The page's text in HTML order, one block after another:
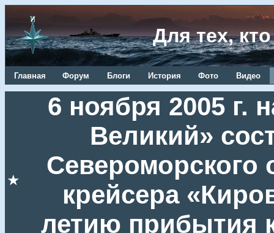
Для тех,
Главная Форум Блоги История Фото Видео
★
6 ноября 2005 г.
Великий»
Североморского
крейсера
летию прибытия